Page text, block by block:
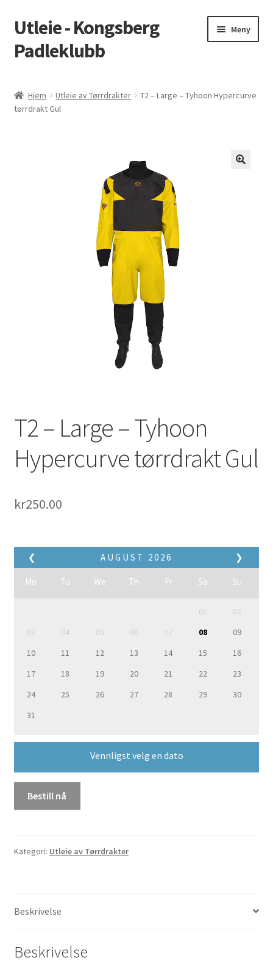
Hopp
til
navigasjon
Hopp
til
innhold
Utleie - Kongsberg
Padleklubb
Meny
Min konto
Søk tilgjengelige produkter
Kongsberg Padleklubb
Hjem Utleie av Tørrdrakter
T2 – Large – Tyhoon Hypercurve
tørrdrakt Gul
T2 – Large – Tyhoon
Hypercurve tørrdrakt Gul
kr250.00
❮ ❯
AUGUST 2026
Mo Tu We Th Fr Sa Su
01
02
03
04 05 06 07 08
09
10
11 12 13 14 15
16
17
18 19 20 21 22
23
24
25 26 27 28 29
30
31
Vennligst velg en dato
Bestill nå
Kategori: Utleie av Tørrdrakter
Beskrivelse
Beskrivelse